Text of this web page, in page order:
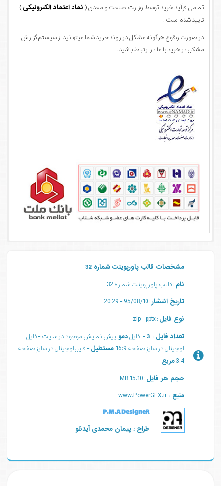
تمامی فرآید خرید توسط وزارت صنعت و معدن ( نماد اعتماد الکترونیکی)
تایید شده است .
در صورت وقوع هرگونه مشکل در روند خرید شما میتوانید از سیستم گزارش
مشکل در خرید با ما در ارتباط باشید.
مشخصات قالب پاورپوینت شماره 32
نام : قالب پاورپوینت شماره 32
تاریخ انتشار: 95/08/10 - 20:29
نوع فایل : zip - pptx
تعداد فایل : 3 -
فایلدمو پیش نمایش موجود در سایت - فایل
اوجینال در سایز صفحه 16:9
مستطیل - فایل اوجینال در سایز صفحه
3:4مربع
حجم هر فایل : 15.10 MB
منبع : www.PowerGFX.ir
P.M.A DesigneR
طراح : پیمان محمدی آیدنلو